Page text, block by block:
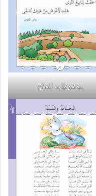
محفوظات الفلاح